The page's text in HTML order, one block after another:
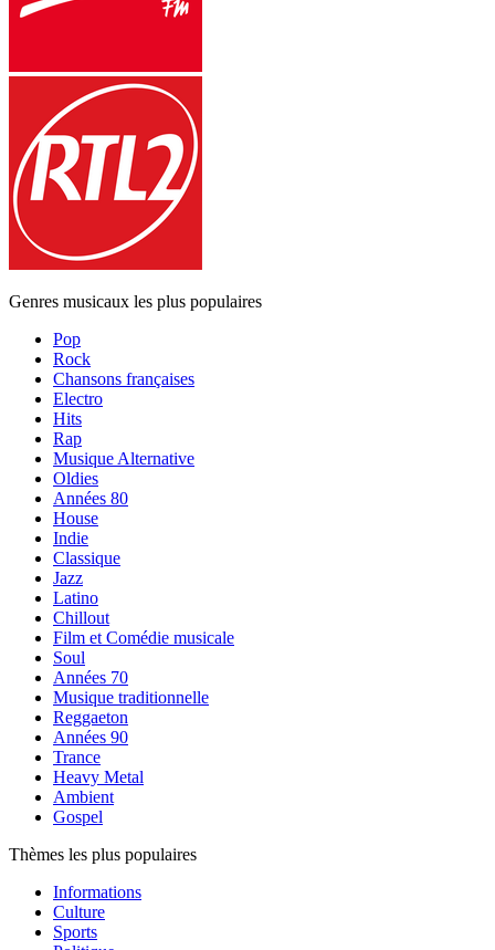
Genres musicaux les plus populaires
Pop
Rock
Chansons françaises
Electro
Hits
Rap
Musique Alternative
Oldies
Années 80
House
Indie
Classique
Jazz
Latino
Chillout
Film et Comédie musicale
Soul
Années 70
Musique traditionnelle
Reggaeton
Années 90
Trance
Heavy Metal
Ambient
Gospel
Thèmes les plus populaires
Informations
Culture
Sports